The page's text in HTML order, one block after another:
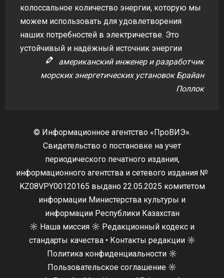
колоссальное количество энергии, которую мы
можем использовать для удовлетворения
наших потребностей в электричестве. Это
устойчивый и надёжный источник энергии
американский инженер и разработчик
морских энергетических установок Брайан
Поллок
© Информационное агентство «ПроВИЭ».
Свидетельство о постановке на учет
периодического печатного издания,
информационного агентства и сетевого издания №
KZ08VPY00120165 выдано 22.05.2025 комитетом
информации Министерства культуры и
информации Республики Казахстан
☼ Наша миссия ☼ Редакционный кодекс и
стандарты качества• Контакты редакции☼
Политика конфиденциальности ☼
Пользовательское соглашение ☼